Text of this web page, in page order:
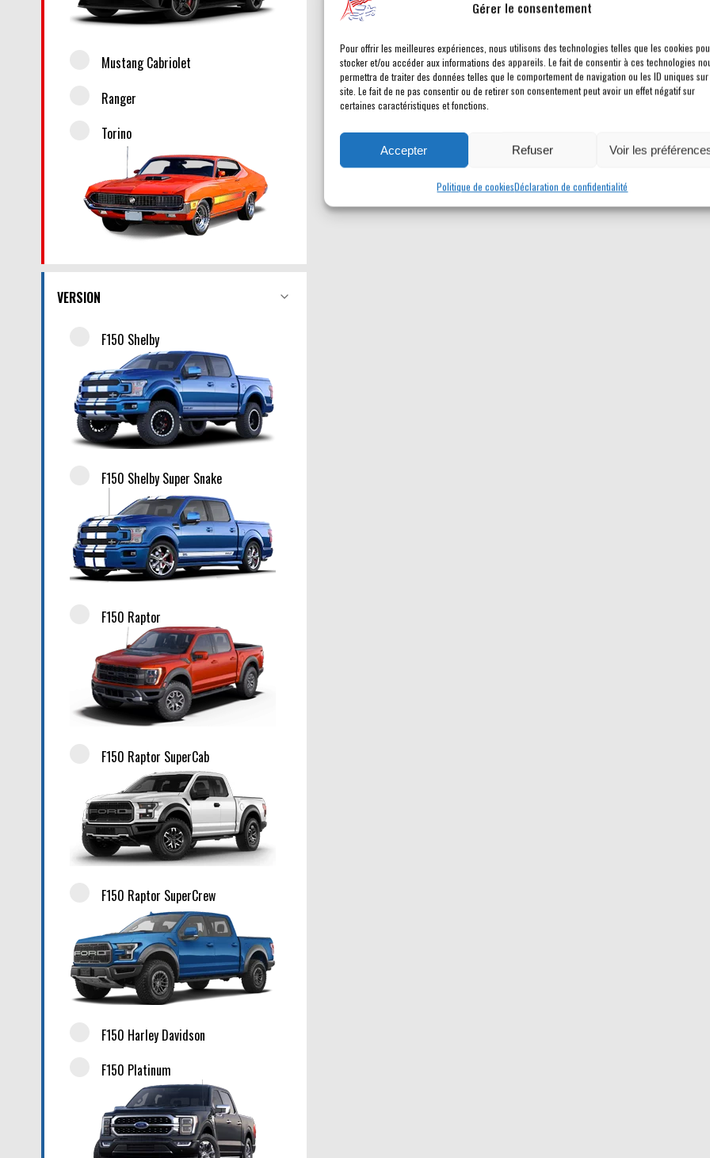
Gérer le consentement
Pour offrir les meilleures expériences, nous utilisons des technologies telles que les cookies
stocker et/ou accéder aux informations des appareils. Le fait de consentir à ces technologies
permettra de traiter des données telles que le comportement de navigation ou les ID uniques
site. Le fait de ne pas consentir ou de retirer son consentement peut avoir un effet négatif sur
certaines caractéristiques et fonctions.
Accepter Refuser Voir les
Politique de cookiesDéclaration de confidentialité
Mustang Cabriolet
Ranger
Torino
VERSION
F150 Shelby
F150 Shelby Super Snake
F150 Raptor
F150 Raptor SuperCab
F150 Raptor SuperCrew
F150 Harley Davidson
F150 Platinum